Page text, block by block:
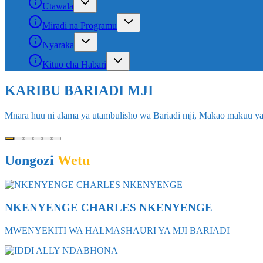
Utawala
Miradi na Programu
Nyaraka
Kituo cha Habari
SHUGHULI ZA KIUCHUMI BARIADI
Picha hii inaonyesha kwa uhalisia mkubwa masoko na shughuli za
Uongozi Wetu
NKENYENGE CHARLES NKENYENGE
MWENYEKITI WA HALMASHAURI YA MJI BARIADI